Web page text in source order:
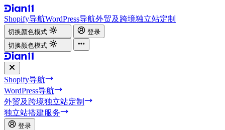
Shopify导航WordPress导航外贸及跨境独立站定制
切换颜色模式
登录
切换颜色模式
Shopify导航
WordPress导航
外贸及跨境独立站定制
独立站搭建服务
登录